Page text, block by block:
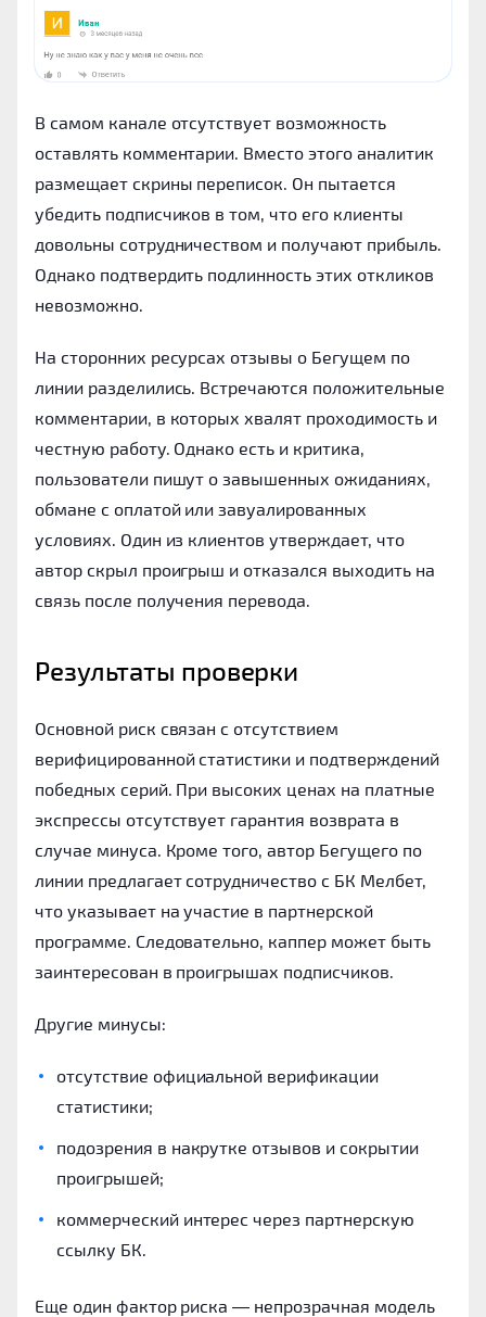
В самом канале отсутствует возможность
оставлять комментарии. Вместо этого аналитик
размещает скрины переписок. Он пытается
убедить подписчиков в том, что его клиенты
довольны сотрудничеством и получают прибыль.
Однако подтвердить подлинность этих откликов
невозможно.
На сторонних ресурсах отзывы о Бегущем по
линии разделились. Встречаются положительные
комментарии, в которых хвалят проходимость и
честную работу. Однако есть и критика,
пользователи пишут о завышенных ожиданиях,
обмане с оплатой или завуалированных
условиях. Один из клиентов утверждает, что
автор скрыл проигрыш и отказался выходить на
связь после получения перевода.
Результаты проверки
Основной риск связан с отсутствием
верифицированной статистики и подтверждений
победных серий. При высоких ценах на платные
экспрессы отсутствует гарантия возврата в
случае минуса. Кроме того, автор Бегущего по
линии предлагает сотрудничество с БК Мелбет,
что указывает на участие в партнерской
программе. Следовательно, каппер может быть
заинтересован в проигрышах подписчиков.
Другие минусы:
отсутствие официальной верификации
статистики;
подозрения в накрутке отзывов и сокрытии
проигрышей;
коммерческий интерес через партнерскую
ссылку БК.
Еще один фактор риска — непрозрачная модель